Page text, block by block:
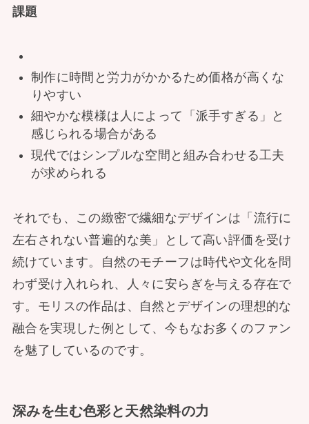
課題
制作に時間と労力がかかるため価格が高くな
りやすい
細やかな模様は人によって「派手すぎる」と
感じられる場合がある
現代ではシンプルな空間と組み合わせる工夫
が求められる
それでも、この緻密で繊細なデザインは「流行に
左右されない普遍的な美」として高い評価を受け
続けています。自然のモチーフは時代や文化を問
わず受け入れられ、人々に安らぎを与える存在で
す。モリスの作品は、自然とデザインの理想的な
融合を実現した例として、今もなお多くのファン
を魅了しているのです。
深みを生む色彩と天然染料の力